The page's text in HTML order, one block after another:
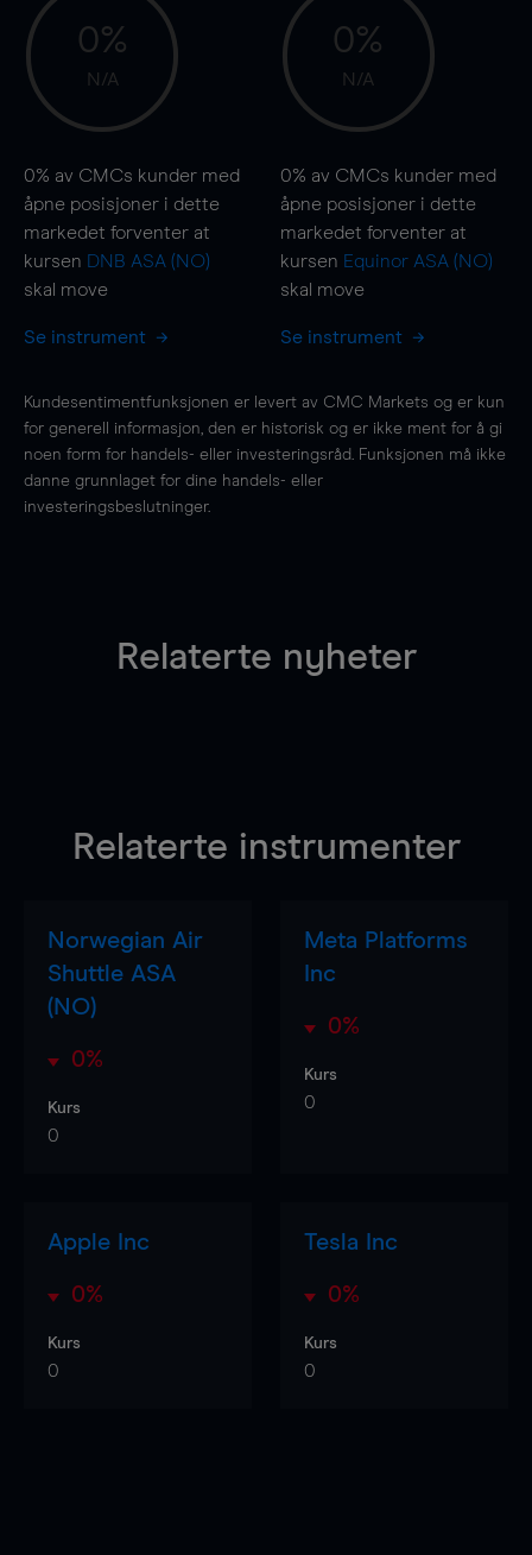
0%
N/A
0% av CMCs kunder med
åpne posisjoner i dette
markedet forventer at
kursen DNB ASA (NO)
skal move
Se instrument
0%
N/A
0% av CMCs kunder med
åpne posisjoner i dette
markedet forventer at
kursen Equinor ASA (NO)
skal move
Se instrument
Kundesentimentfunksjonen er levert av CMC Markets og er kun
for generell informasjon, den er historisk og er ikke ment for å gi
noen form for handels- eller investeringsråd. Funksjonen må ikke
danne grunnlaget for dine handels- eller
investeringsbeslutninger.
Relaterte nyheter
Relaterte instrumenter
Norwegian Air
Shuttle ASA
(NO)
0%
Kurs
0
Meta Platforms
Inc
0%
Kurs
0
Apple Inc
0%
Kurs
0
Tesla Inc
0%
Kurs
0